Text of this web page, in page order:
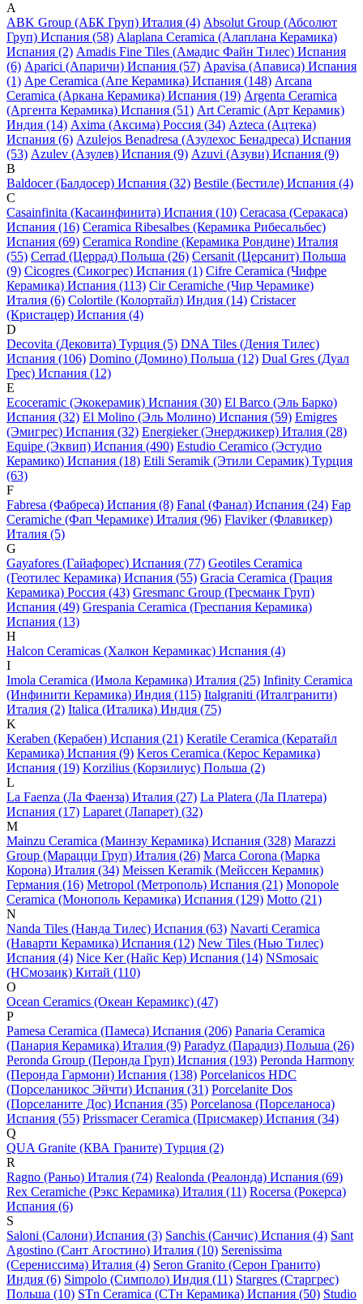
A
ABK Group (АБК Груп) Италия (4) Absolut Group (Абсолют
Груп) Испания (58) Alaplana Ceramica (Алаплана Керамика)
Испания (2) Amadis Fine Tiles (Амадис Файн Тилес) Испания
(6) Aparici (Апаричи) Испания (57) Apavisa (Апависа) Испания
(1) Ape Ceramica (Апе Керамика) Испания (148) Arcana
Ceramica (Аркана Керамика) Испания (19) Argenta Ceramica
(Аргента Керамика) Испания (51) Art Ceramic (Арт Керамик)
Индия (14) Axima (Аксима) Россия (34) Azteca (Ацтека)
Испания (6) Azulejos Benadresa (Азулехос Бенадреса) Испания
(53) Azulev (Азулев) Испания (9) Azuvi (Азуви) Испания (9)
B
Baldocer (Балдосер) Испания (32) Bestile (Бестиле) Испания (4)
C
Casainfinita (Касаинфинита) Испания (10) Ceracasa (Серакаса)
Испания (16) Ceramica Ribesalbes (Керамика Рибесальбес)
Испания (69) Ceramica Rondine (Керамика Рондине) Италия
(55) Cerrad (Церрад) Польша (26) Cersanit (Церсанит) Польша
(9) Cicogres (Сикогрес) Испания (1) Cifre Ceramica (Чифре
Керамика) Испания (113) Cir Ceramiche (Чир Черамике)
Италия (6) Colortile (Колортайл) Индия (14) Cristacer
(Кристацер) Испания (4)
D
Decovita (Дековита) Турция (5) DNA Tiles (Дения Тилес)
Испания (106) Domino (Домино) Польша (12) Dual Gres (Дуал
Грес) Испания (12)
E
Ecoceramic (Экокерамик) Испания (30) El Barco (Эль Барко)
Испания (32) El Molino (Эль Молино) Испания (59) Emigres
(Эмигрес) Испания (32) Energieker (Энерджикер) Италия (28)
Equipe (Эквип) Испания (490) Estudio Ceramico (Эстудио
Керамико) Испания (18) Etili Seramik (Этили Серамик) Турция
(63)
F
Fabresa (Фабреса) Испания (8) Fanal (Фанал) Испания (24) Fap
Ceramiche (Фап Черамике) Италия (96) Flaviker (Флавикер)
Италия (5)
G
Gayafores (Гайафорес) Испания (77) Geotiles Ceramica
(Геотилес Керамика) Испания (55) Gracia Ceramica (Грация
Керамика) Россия (43) Gresmanc Group (Гресманк Груп)
Испания (49) Grespania Ceramica (Греспания Керамика)
Испания (13)
H
Halcon Ceramicas (Халкон Керамикас) Испания (4)
I
Imola Ceramica (Имола Керамика) Италия (25) Infinity Ceramica
(Инфинити Керамика) Индия (115) Italgraniti (Италгранити)
Италия (2) Italica (Италика) Индия (75)
K
Keraben (Керабен) Испания (21) Keratile Ceramica (Кератайл
Керамика) Испания (9) Keros Ceramica (Керос Керамика)
Испания (19) Korzilius (Корзилиус) Польша (2)
L
La Faenza (Ла Фаенза) Италия (27) La Platera (Ла Платера)
Испания (17) Laparet (Лапарет) (32)
M
Mainzu Ceramica (Маинзу Керамика) Испания (328) Marazzi
Group (Марацци Груп) Италия (26) Marca Corona (Марка
Корона) Италия (34) Meissen Keramik (Мейсcен Керамик)
Германия (16) Metropol (Метрополь) Испания (21) Monopole
Ceramica (Монополь Керамика) Испания (129) Motto (21)
N
Nanda Tiles (Нанда Тилес) Испания (63) Navarti Ceramica
(Наварти Керамика) Испания (12) New Tiles (Нью Тилес)
Испания (4) Nice Ker (Найс Кер) Испания (14) NSmosaic
(НСмозаик) Китай (110)
O
Ocean Ceramics (Океан Керамикс) (47)
P
Pamesa Ceramica (Памеса) Испания (206) Panaria Ceramica
(Панария Керамика) Италия (9) Paradyz (Парадиз) Польша (26)
Peronda Group (Перонда Груп) Испания (193) Peronda Harmony
(Перонда Гармони) Испания (138) Porcelanicos HDC
(Порселаникос Эйчти) Испания (31) Porcelanite Dos
(Порселаните Дос) Испания (35) Porcelanosa (Порселаноса)
Испания (55) Prissmacer Ceramica (Присмакер) Испания (34)
Q
QUA Granite (КВА Граните) Турция (2)
R
Ragno (Раньо) Италия (74) Realonda (Реалонда) Испания (69)
Rex Ceramiche (Рэкс Керамика) Италия (11) Rocersa (Рокерса)
Испания (6)
S
Saloni (Салони) Испания (3) Sanchis (Санчис) Испания (4) Sant
Agostino (Сант Агостино) Италия (10) Serenissima
(Серениссима) Италия (4) Seron Granito (Серон Гранито)
Индия (6) Simpolo (Симполо) Индия (11) Stargres (Старгрес)
Польша (10) STn Ceramica (СТн Керамика) Испания (50) Studio